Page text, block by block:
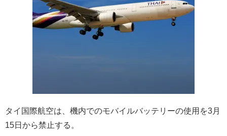
タイ国際航空は、機内でのモバイルバッテリーの使用を3月
15日から禁止する。